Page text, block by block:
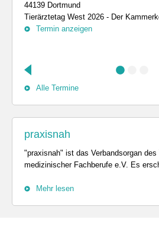
44139 Dortmund
Tierärztetag West 2026 - Der
Termin anzeigen
Alle Termine
praxisnah
"praxisnah" ist das Verbandsorgan des
medizinischer Fachberufe e.V. Es
Mehr lesen